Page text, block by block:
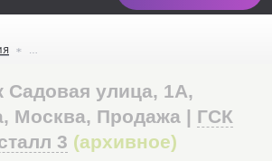
Садовая улица, 1А,
Москва, Продажа | ГСК
3 (архивное)